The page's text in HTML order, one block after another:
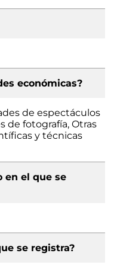
económicas?
de espectáculos
de fotografía, Otras
y técnicas
en el que se
se registra?